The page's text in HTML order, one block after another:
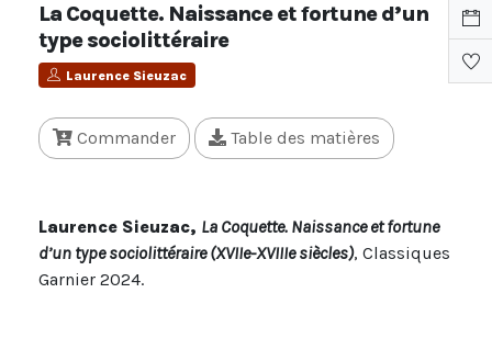
La Coquette. Naissance et fortune d’un
type sociolittéraire
Laurence Sieuzac
Commander Table des matières
Laurence Sieuzac, La Coquette. Naissance et fortune
d’un type sociolittéraire (XVIIe-XVIIIe siècles), Classiques
Garnier 2024.